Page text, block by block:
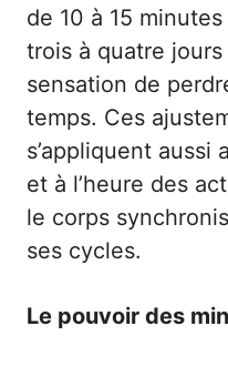
de 10 à 15
trois à quatre
sensation de
temps. Ces
s’appliquent aussi
et à l’heure des
le corps
ses cycles.
Le pouvoir des